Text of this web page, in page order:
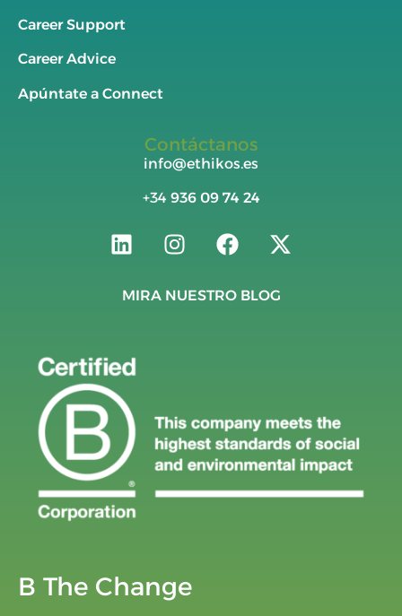
Career Support
Career Advice
Apúntate a Connect
Contáctanos
info@ethikos.es
+34 936 09 74 24
MIRA NUESTRO BLOG
B The Change